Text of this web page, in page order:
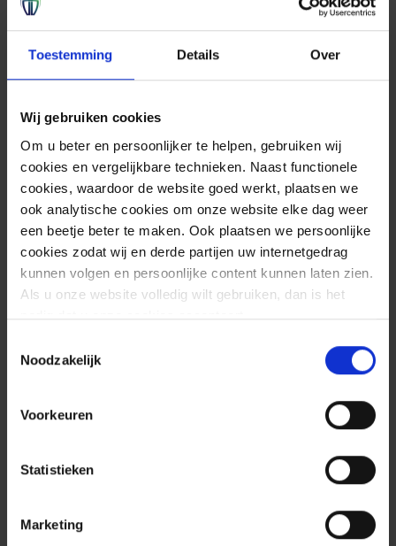
Toestemming Details Over
Wij gebruiken cookies
Om u beter en persoonlijker te helpen, gebruiken wij
cookies en vergelijkbare technieken. Naast functionele
cookies, waardoor de website goed werkt, plaatsen we
ook analytische cookies om onze website elke dag weer
een beetje beter te maken. Ook plaatsen we persoonlijke
cookies zodat wij en derde partijen uw internetgedrag
kunnen volgen en persoonlijke content kunnen laten zien.
Als u onze website volledig wilt gebruiken, dan is het
nodig dat u onze cookies accepteert.
Noodzakelijk
Voorkeuren
Statistieken
Marketing
Erik de Jong, Chief Research Officer bij Tesorion
3 december
15:00 tot 15:30 Theater 7
4 december09:45 tot 10:15 Theater 1
De markt voor Managed Detection & Response
(MDR) en Managed Security Service Providers
(MSSP’s) groeit snel. Maar hoe vergelijk je al die
oplossingen met elkaar? En belangrijker nog: hoe
weet je of jouw organisatie daadwerkelijk veiliger
en volwassener wordt door de samenwerking?
Tijdens deze presentatie geeft Erik de Jong, Chief
beoordelen en te meten. Hij introduceert het
een visueel model dat inzicht biedt in de
verschillende dimensies van cybervolwassenheid:
afhandelingsproces, oplossend vermogen en